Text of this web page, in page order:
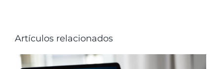
Artículos relacionados